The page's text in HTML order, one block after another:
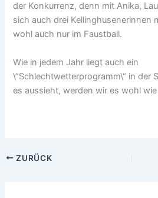
der Konkurrenz, denn mit Anika,
sich auch drei Kellinghusenerinnen
wohl auch nur im Faustball.
Wie in jedem Jahr liegt auch ein
\“Schlechtwetterprogramm\“ in der
es aussieht, werden wir es wohl
ZURÜCK